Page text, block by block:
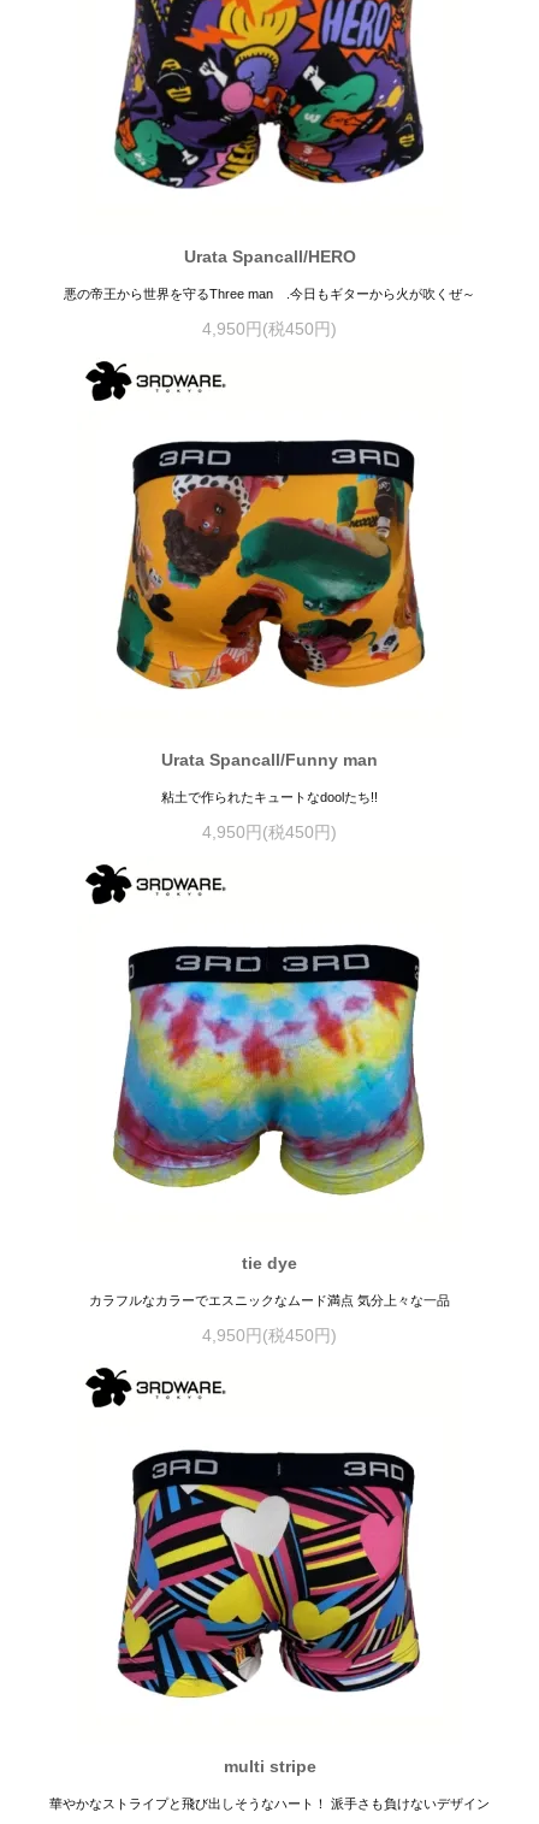
Urata Spancall/HERO
悪の帝王から世界を守るThree man .今日もギターから火が吹くぜ～
4,950円(税450円)
Urata Spancall/Funny man
粘土で作られたキュートなdoolたち!!
4,950円(税450円)
tie dye
カラフルなカラーでエスニックなムード満点 気分上々な一品
4,950円(税450円)
multi stripe
華やかなストライプと飛び出しそうなハート！ 派手さも負けないデザイン